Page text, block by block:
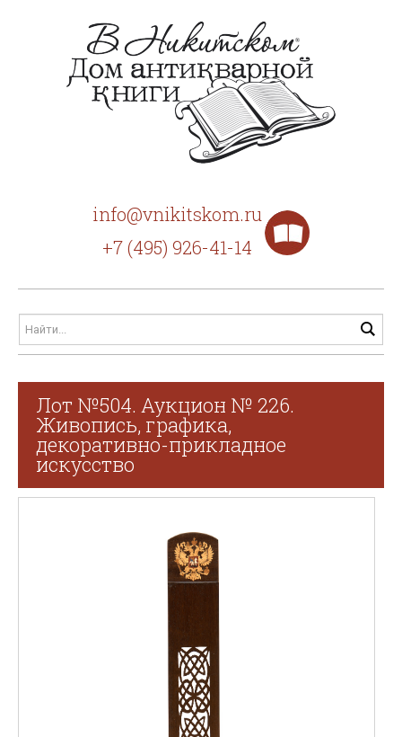
info@vnikitskom.ru
+7 (495) 926-41-14
Лот №504. Аукцион № 226.
Живопись, графика,
декоративно-прикладное
искусство